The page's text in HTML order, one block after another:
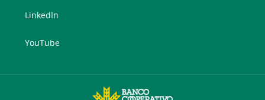
LinkedIn
YouTube